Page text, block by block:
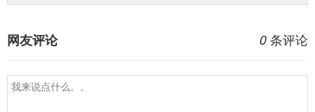
0 条评论
网友评论